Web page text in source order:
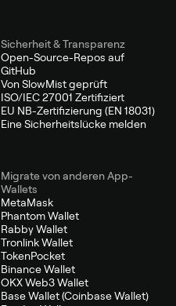
Sicherheit & Transparenz
Open-Source-Repos auf
GitHub
Von SlowMist geprüft
ISO/IEC 27001 Zertifiziert
EU NB-Zertifizierung (EN 18031)
Eine Sicherheitslücke melden
Migrate von anderen App-
Wallets
MetaMask
Phantom Wallet
Rabby Wallet
Tronlink Wallet
TokenPocket
Binance Wallet
OKX Web3 Wallet
Base Wallet (Coinbase Wallet)